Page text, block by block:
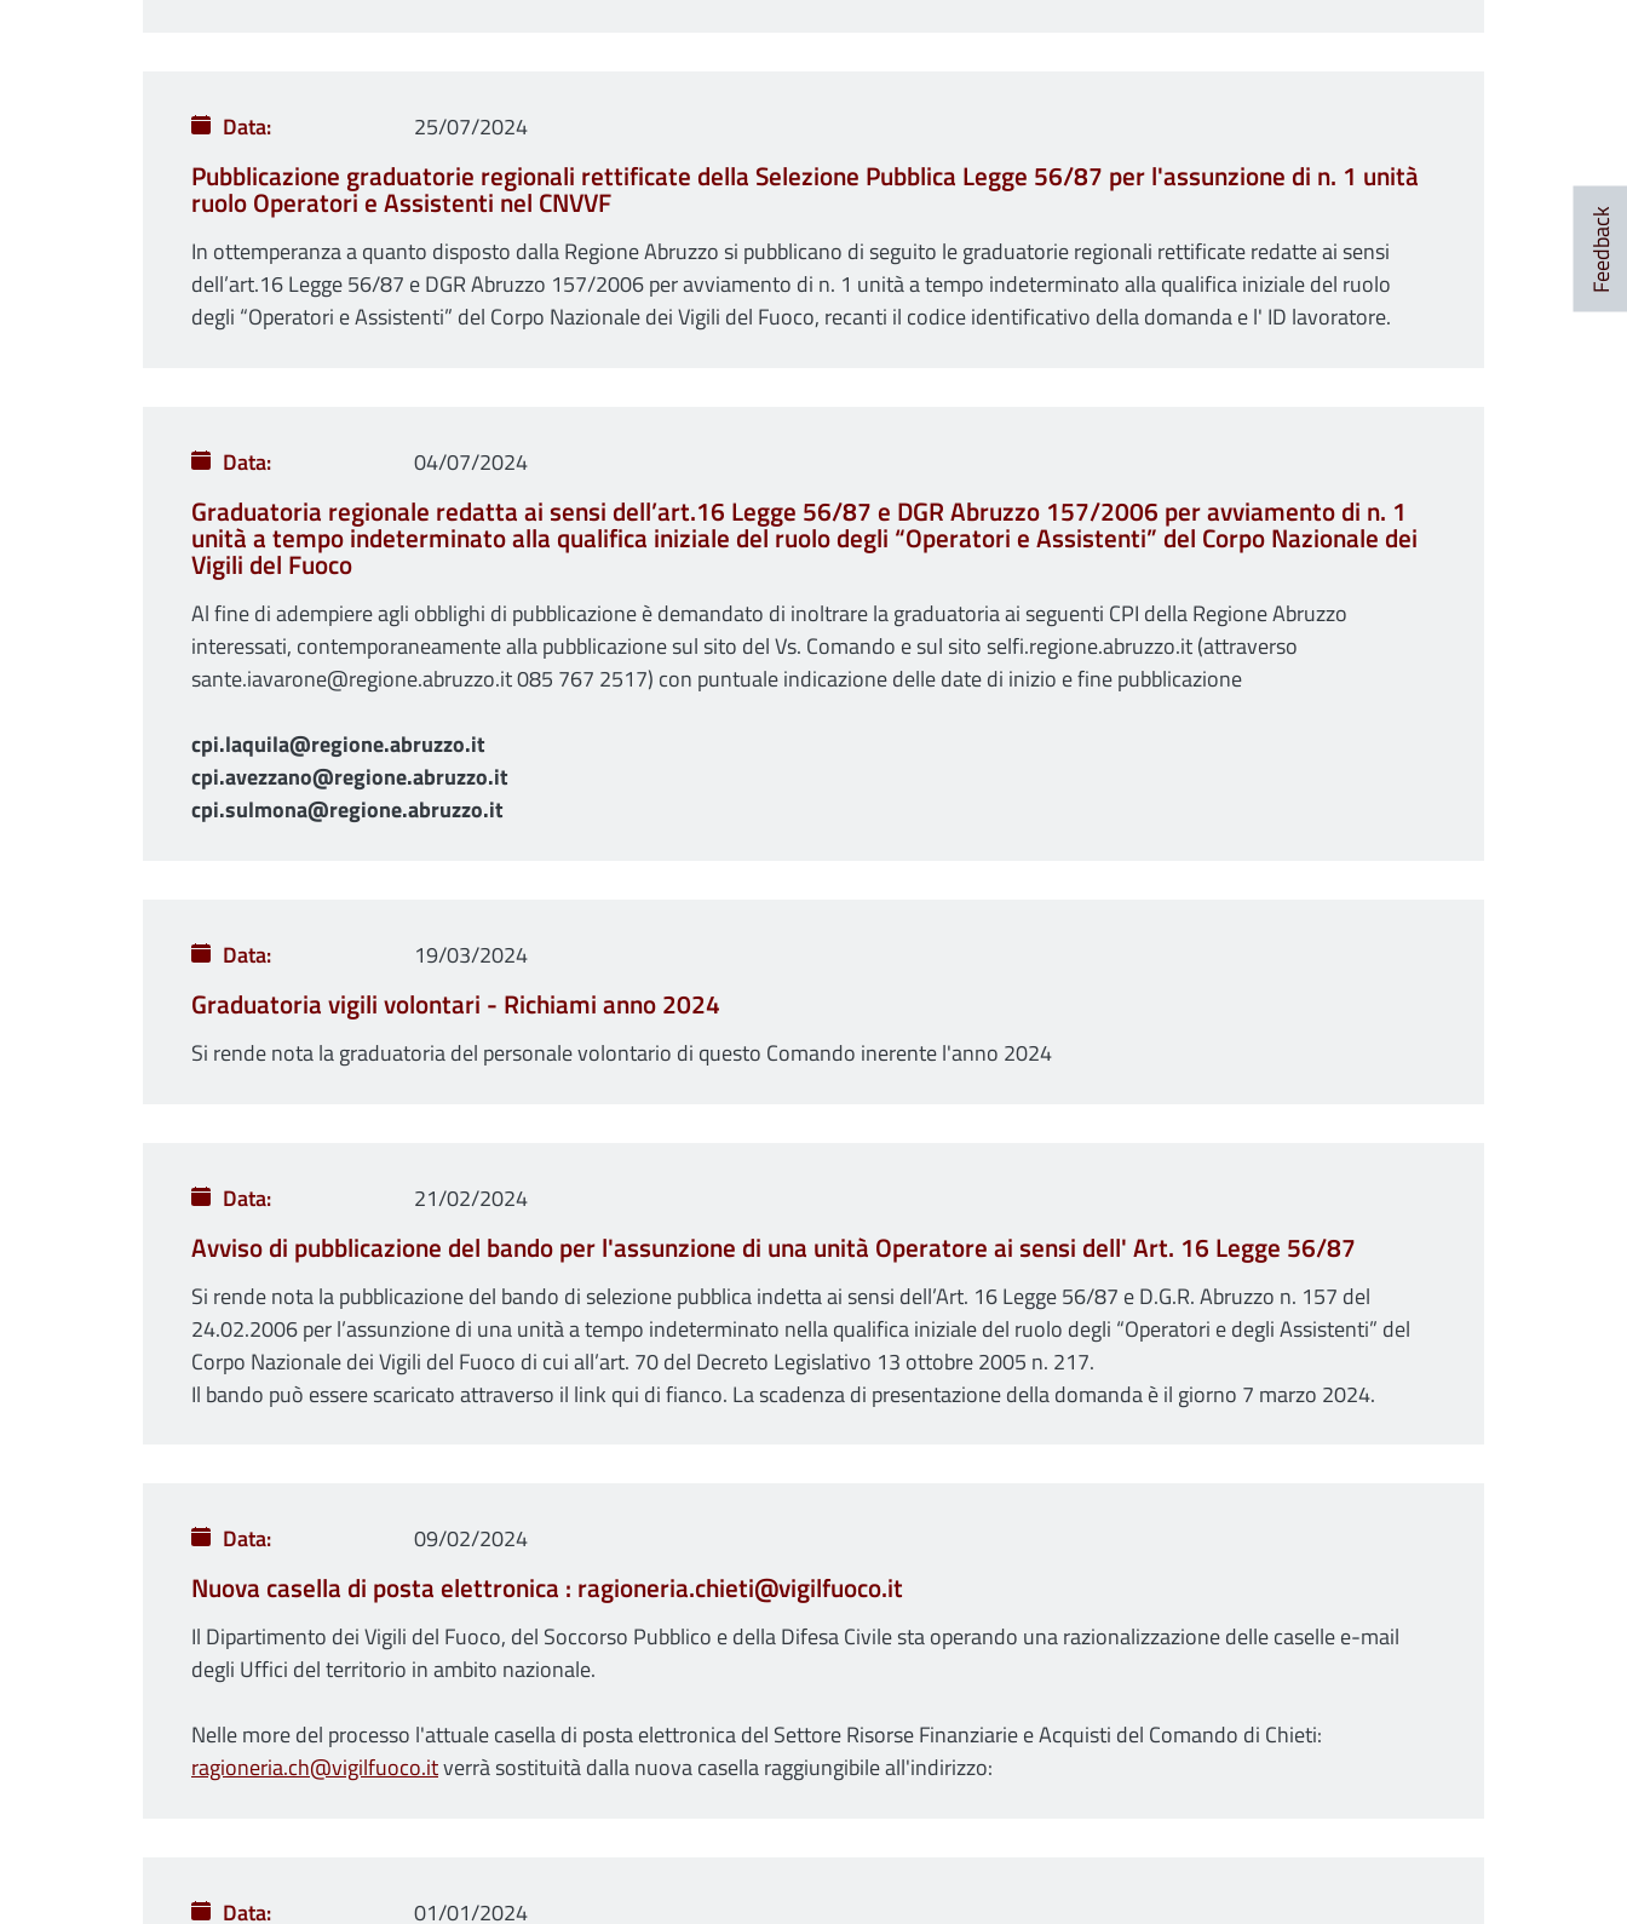
Data 25/07/2024
Pubblicazione graduatorie regionali rettificate della Selezione Pubblica Legge 56/87 per l'assunzione di n. 1 unità
ruolo Operatori e Assistenti nel CNVVF
In ottemperanza a quanto disposto dalla Regione Abruzzo si pubblicano di seguito le graduatorie regionali rettificate redatte ai sensi
dell’art.16 Legge 56/87 e DGR Abruzzo 157/2006 per avviamento di n. 1 unità a tempo indeterminato alla qualifica iniziale del ruolo
degli “Operatori e Assistenti” del Corpo Nazionale dei Vigili del Fuoco, recanti il codice identificativo della domanda e l' ID lavoratore.
Data 04/07/2024
Graduatoria regionale redatta ai sensi dell’art.16 Legge 56/87 e DGR Abruzzo 157/2006 per avviamento di n. 1
unità a tempo indeterminato alla qualifica iniziale del ruolo degli “Operatori e Assistenti” del Corpo Nazionale dei
Vigili del Fuoco
Al fine di adempiere agli obblighi di pubblicazione è demandato di inoltrare la graduatoria ai seguenti CPI della Regione Abruzzo
interessati, contemporaneamente alla pubblicazione sul sito del Vs. Comando e sul sito selfi.regione.abruzzo.it (attraverso
sante.iavarone@regione.abruzzo.it 085 767 2517) con puntuale indicazione delle date di inizio e fine pubblicazione
cpi.laquila@regione.abruzzo.it
cpi.avezzano@regione.abruzzo.it
cpi.sulmona@regione.abruzzo.it
Data 19/03/2024
Graduatoria vigili volontari - Richiami anno 2024
Si rende nota la graduatoria del personale volontario di questo Comando inerente l'anno 2024
Data 21/02/2024
Avviso di pubblicazione del bando per l'assunzione di una unità Operatore ai sensi dell' Art. 16 Legge 56/87
Si rende nota la pubblicazione del bando di selezione pubblica indetta ai sensi dell’Art. 16 Legge 56/87 e D.G.R. Abruzzo n. 157 del
24.02.2006 per l’assunzione di una unità a tempo indeterminato nella qualifica iniziale del ruolo degli “Operatori e degli Assistenti” del
Corpo Nazionale dei Vigili del Fuoco di cui all’art. 70 del Decreto Legislativo 13 ottobre 2005 n. 217.
Il bando può essere scaricato attraverso il link qui di fianco. La scadenza di presentazione della domanda è il giorno 7 marzo 2024.
Data 09/02/2024
Nuova casella di posta elettronica : ragioneria.chieti@vigilfuoco.it
Il Dipartimento dei Vigili del Fuoco, del Soccorso Pubblico e della Difesa Civile sta operando una razionalizzazione delle caselle e-mail
degli Uffici del territorio in ambito nazionale.
Nelle more del processo l'attuale casella di posta elettronica del Settore Risorse Finanziarie e Acquisti del Comando di Chieti:
ragioneria.ch@vigilfuoco.itverrà sostituità dalla nuova casella raggiungibile all'indirizzo:
Data 01/01/2024
Feedback